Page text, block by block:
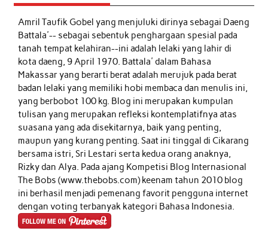
Amril Taufik Gobelyang menjuluki dirinya sebagai Daeng
Battala'-- sebagai sebentuk penghargaan spesial pada
tanah tempat kelahiran--ini adalah lelaki yang lahir di
kota daeng, 9 April 1970. Battala' dalam Bahasa
Makassar yang berarti berat adalah merujuk pada berat
badan lelaki yang memiliki hobi membaca dan menulis ini,
yang berbobot 100 kg. Blog ini merupakan kumpulan
tulisan yang merupakan refleksi kontemplatifnya atas
suasana yang ada disekitarnya, baik yang penting,
maupun yang kurang penting. Saat ini tinggal di Cikarang
bersama istri, Sri Lestari serta kedua orang anaknya,
Rizky dan Alya. Pada ajang Kompetisi Blog Internasional
The Bobs (www.thebobs.com) keenam tahun 2010 blog
ini berhasil menjadi pemenang favorit pengguna internet
dengan voting terbanyak kategori Bahasa Indonesia.